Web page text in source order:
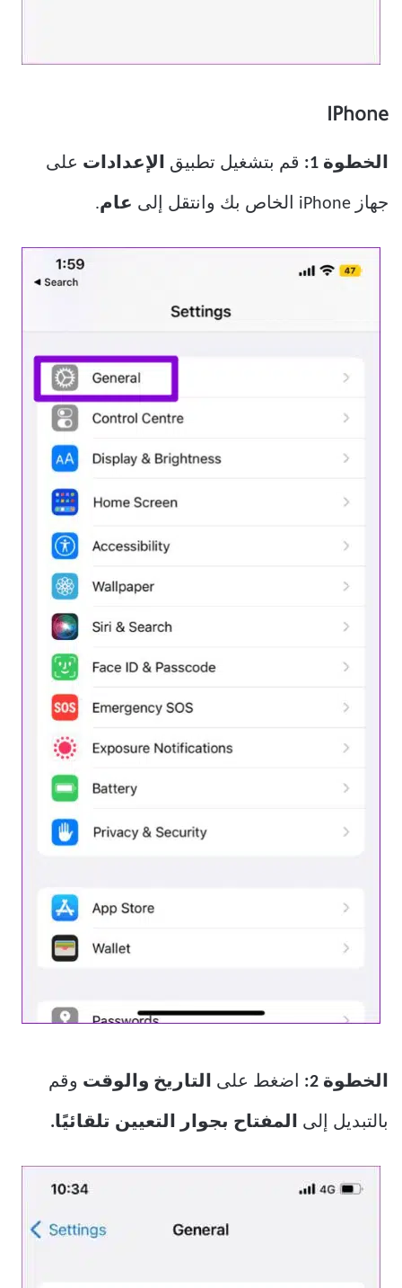
IPhone
الخطوة 1: قم بتشغيل تطبيق الإعدادات على
جهاز iPhone الخاص بك وانتقل إلى عام.
الخطوة 2: اضغط على التاريخ والوقت وقم
بالتبديل إلى المفتاح بجوار التعيين تلقائيًا.